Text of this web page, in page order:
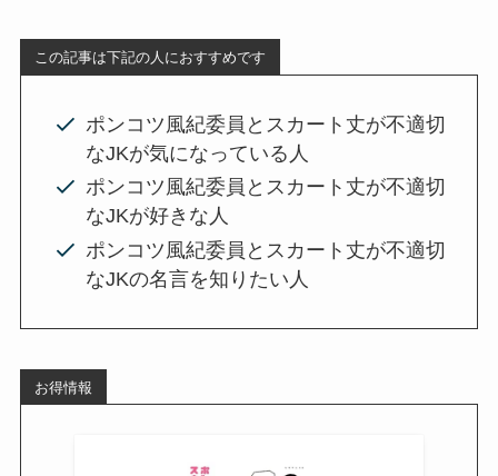
この記事は下記の人におすすめです
ポンコツ風紀委員とスカート丈が不適切
なJKが気になっている人
ポンコツ風紀委員とスカート丈が不適切
なJKが好きな人
ポンコツ風紀委員とスカート丈が不適切
なJKの名言を知りたい人
お得情報